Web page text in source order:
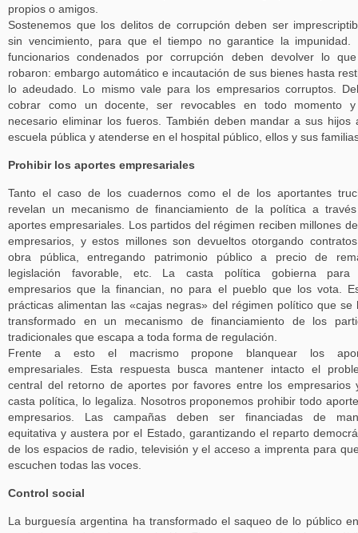
propios o amigos.
Sostenemos que los delitos de corrupción deben ser
sin vencimiento, para que el tiempo no garantice la impunidad.
funcionarios condenados por corrupción deben devolver lo
robaron: embargo automático e incautación de sus bienes hasta
lo adeudado. Lo mismo vale para los empresarios corruptos.
cobrar como un docente, ser revocables en todo momento
necesario eliminar los fueros. También deben mandar a sus hijos
escuela pública y atenderse en el hospital público, ellos y sus
Prohibir los aportes empresariales
Tanto el caso de los cuadernos como el de los aportantes
revelan un mecanismo de financiamiento de la política a
aportes empresariales. Los partidos del régimen reciben millones
empresarios, y estos millones son devueltos otorgando
obra pública, entregando patrimonio público a precio de
legislación favorable, etc. La casta política gobierna para
empresarios que la financian, no para el pueblo que los vota.
prácticas alimentan las «cajas negras» del régimen político que se
transformado en un mecanismo de financiamiento de los
tradicionales que escapa a toda forma de regulación.
Frente a esto el macrismo propone blanquear los
empresariales. Esta respuesta busca mantener intacto el
central del retorno de aportes por favores entre los empresarios
casta política, lo legaliza. Nosotros proponemos prohibir todo
empresarios. Las campañas deben ser financiadas de
equitativa y austera por el Estado, garantizando el reparto
de los espacios de radio, televisión y el acceso a imprenta para
escuchen todas las voces.
Control social
La burguesía argentina ha transformado el saqueo de lo público